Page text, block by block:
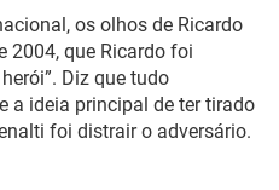
os olhos de Ricardo
2004, que Ricardo foi
Diz que tudo
a ideia principal de ter tirado
foi distrair o adversário.